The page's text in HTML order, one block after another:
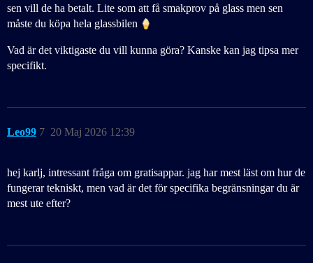
sen vill de ha betalt. Lite som att få smakprov på glass men sen
måste du köpa hela glassbilen
Vad är det viktigaste du vill kunna göra? Kanske kan jag tipsa mer
specifikt.
Leo99 20 Maj 2026 12:39
7
hej karlj, intressant fråga om gratisappar. jag har mest läst om hur de
fungerar tekniskt, men vad är det för specifika begränsningar du är
mest ute efter?